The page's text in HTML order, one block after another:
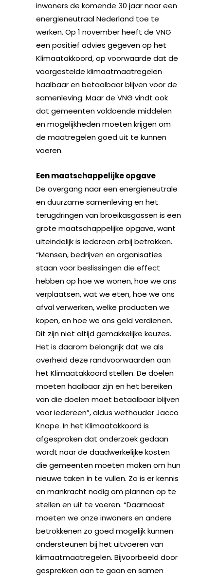
inwoners de komende 30 jaar naar een
energieneutraal Nederland toe te
werken. Op 1 november heeft de VNG
een positief advies gegeven op het
Klimaatakkoord, op voorwaarde dat de
voorgestelde klimaatmaatregelen
haalbaar en betaalbaar blijven voor de
samenleving. Maar de VNG vindt ook
dat gemeenten voldoende middelen
en mogelijkheden moeten krijgen om
de maatregelen goed uit te kunnen
voeren.
Een maatschappelijke opgave
De overgang naar een energieneutrale
en duurzame samenleving en het
terugdringen van broeikasgassen is een
grote maatschappelijke opgave, want
uiteindelijk is iedereen erbij betrokken.
“Mensen, bedrijven en organisaties
staan voor beslissingen die effect
hebben op hoe we wonen, hoe we ons
verplaatsen, wat we eten, hoe we ons
afval verwerken, welke producten we
kopen, en hoe we ons geld verdienen.
Dit zijn niet altijd gemakkelijke keuzes.
Het is daarom belangrijk dat we als
overheid deze randvoorwaarden aan
het Klimaatakkoord stellen. De doelen
moeten haalbaar zijn en het bereiken
van die doelen moet betaalbaar blijven
voor iedereen”, aldus wethouder Jacco
Knape. In het Klimaatakkoord is
afgesproken dat onderzoek gedaan
wordt naar de daadwerkelijke kosten
die gemeenten moeten maken om hun
nieuwe taken in te vullen. Zo is er kennis
en mankracht nodig om plannen op te
stellen en uit te voeren. “Daarnaast
moeten we onze inwoners en andere
betrokkenen zo goed mogelijk kunnen
ondersteunen bij het uitvoeren van
klimaatmaatregelen. Bijvoorbeeld door
gesprekken aan te gaan en samen